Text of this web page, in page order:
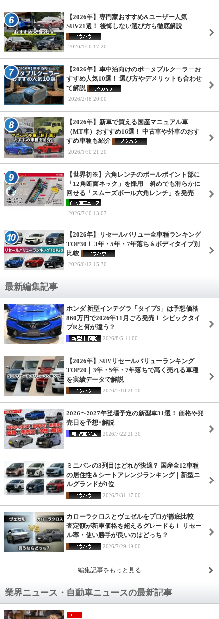
【2026年】専門家おすすめ&ユーザー人気
SUV21選！ 後悔しない選び方も徹底解説
2026/1/20 17:20
【2026年】車中泊向けのポータブルクーラーお
すすめ人気10選！ 選び方やデメリットも合わせ
て解説
2026/2/18 20:00
【2026年】新車で買える国産マニュアル車
（MT車）おすすめ16選！ 中古車や外車のおす
すめ車種も紹介
2026/1/30 21:20
【世界初※】六角レンチのボールポイント部に
「12角断面ネック」を採用 斜めでも滑らかに
回せる「スムーズボール六角レンチ」を発売
2026/7/30 13:07
【2026年】リセールバリュー全車種ランキング
TOP30！ 3年・5年・7年落ち＆ボディタイプ別
比較
2026/6/12 15:30
最新編集記事
ホンダ 新型インテグラ「タイプS」は予想価格
860万円で2026年11月ごろ発売！ シビックタイ
プRと何が違う？
2026/8/5 11:00
【2026年】SUVリセールバリューランキング
TOP20｜3年・5年・7年落ちで高く売れる車種
を実績データで解説
2026/5/18 21:30
2026〜2027年登場予定の新型車31選！ 価格や発
売日を予想･解説
2026/7/22 21:30
ミニバンの3列目はどれが快適？ 国産全12車種
の居住性＆シートアレンジランキング｜新型エ
ルグランドが1位
2026/7/31 17:00
カローラクロスとヴェゼルをプロが徹底比較｜
査定額が新車価格を超えるグレードも！ リセー
ル率・使い勝手が良いのはどっち？
2026/7/29 19:00
編集記事をもっと見る
業界ニュース・自動車ニュースの最新記事